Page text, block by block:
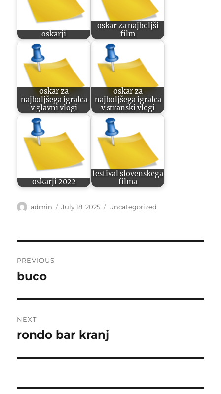
oskarji
oskar za najboljši
film
oskar za
najboljšega igralca
v glavni vlogi
oskar za
najboljšega igralca
v stranski vlogi
oskarji 2022
festival slovenskega
filma
Author
admin
Posted
July 18, 2025 Categories
Uncategorized
navigation
PREVIOUS
Previous
buco
NEXT
Next
rondo bar kranj